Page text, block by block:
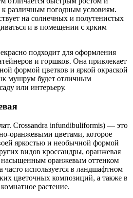
различным погодным условиям.
на солнечных и полутенистых
и в помещении с ярким
подходит для оформления
и горшков. Она привлекает
формой цветков и яркой окраской
мушрум будет отличным
или интерьеру.
Crossandra infundibuliformis) — это
оранжевыми цветами, которое
яркостью и необычной формой
видов кроссандры, оранжевая
насыщенным оранжевым оттенком
часто используется в ландшафтном
цветочных композиций, а также в
растение.